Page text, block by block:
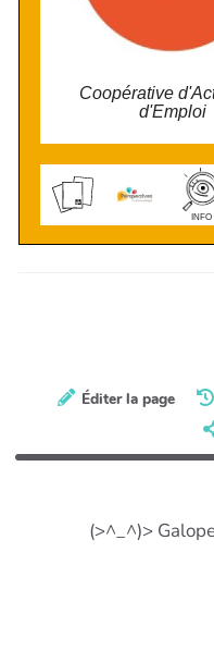
Coopérative
d'Emploi
INFO
Éditer la page
(>^_^)>